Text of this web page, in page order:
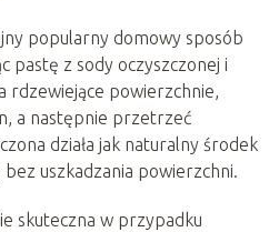
popularny domowy sposób
pastę z sody oczyszczonej i
rdzewiejące powierzchnie,
a następnie przetrzeć
działa jak naturalny środek
uszkadzania powierzchni.
skuteczna w przypadku